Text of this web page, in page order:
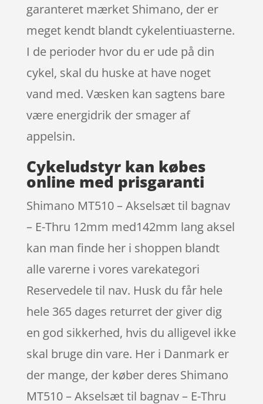
garanteret mærket Shimano, der er
meget kendt blandt cykelentiuasterne.
I de perioder hvor du er ude på din
cykel, skal du huske at have noget
vand med. Væsken kan sagtens bare
være energidrik der smager af
appelsin.
Cykeludstyr kan købes
online med prisgaranti
Shimano MT510 – Akselsæt til bagnav
– E-Thru 12mm med142mm lang aksel
kan man finde her i shoppen blandt
alle varerne i vores varekategori
Reservedele til nav. Husk du får hele
hele 365 dages returret der giver dig
en god sikkerhed, hvis du alligevel ikke
skal bruge din vare. Her i Danmark er
der mange, der køber deres Shimano
MT510 – Akselsæt til bagnav – E-Thru